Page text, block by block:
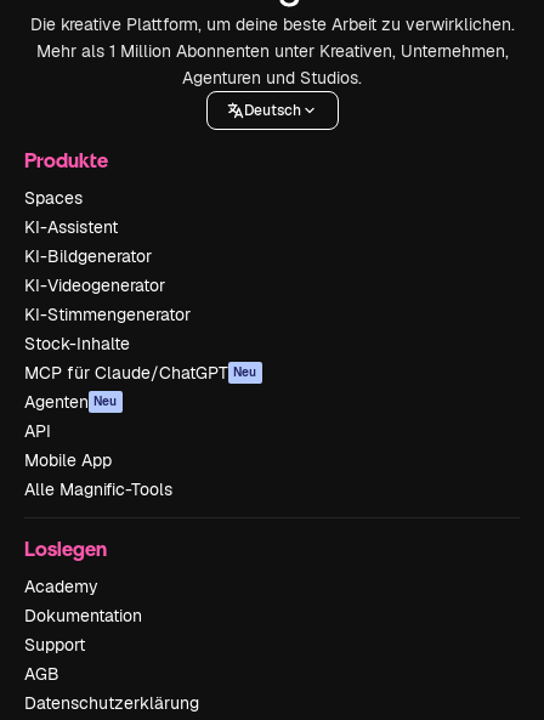
Die kreative Plattform, um deine beste Arbeit zu verwirklichen.
Mehr als 1 Million Abonnenten unter Kreativen, Unternehmen,
Agenturen und Studios.
Deutsch
Produkte
Spaces
KI-Assistent
KI-Bildgenerator
KI-Videogenerator
KI-Stimmengenerator
Stock-Inhalte
MCP für Claude/ChatGPT Neu
Agenten Neu
API
Mobile App
Alle Magnific-Tools
Loslegen
Academy
Dokumentation
Support
AGB
Datenschutzerklärung